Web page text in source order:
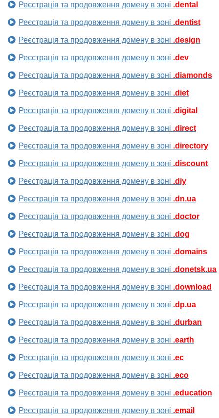
Реєстрація та продовження домену в зоні .dental
Реєстрація та продовження домену в зоні .dentist
Реєстрація та продовження домену в зоні .design
Реєстрація та продовження домену в зоні .dev
Реєстрація та продовження домену в зоні .diamonds
Реєстрація та продовження домену в зоні .diet
Реєстрація та продовження домену в зоні .digital
Реєстрація та продовження домену в зоні .direct
Реєстрація та продовження домену в зоні .directory
Реєстрація та продовження домену в зоні .discount
Реєстрація та продовження домену в зоні .diy
Реєстрація та продовження домену в зоні .dn.ua
Реєстрація та продовження домену в зоні .doctor
Реєстрація та продовження домену в зоні .dog
Реєстрація та продовження домену в зоні .domains
Реєстрація та продовження домену в зоні .donetsk.ua
Реєстрація та продовження домену в зоні .download
Реєстрація та продовження домену в зоні .dp.ua
Реєстрація та продовження домену в зоні .durban
Реєстрація та продовження домену в зоні .earth
Реєстрація та продовження домену в зоні .ec
Реєстрація та продовження домену в зоні .eco
Реєстрація та продовження домену в зоні .education
Реєстрація та продовження домену в зоні .email